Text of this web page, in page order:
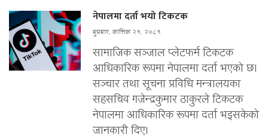
नेपालमा दर्ता भयो टिकटक
बुधबार, कात्तिक २१, २०८१
सामाजिक सञ्जाल प्लेटफर्म टिकटक
आधिकारिक रूपमा नेपालमा दर्ता भएको छ।
सञ्चार तथा सूचना प्रविधि मन्त्रालयका
सहसचिव गजेन्द्रकुमार ठाकुरले टिकटक
नेपालमा आधिकारिक रूपमा दर्ता भइसकेको
जानकारी दिए।